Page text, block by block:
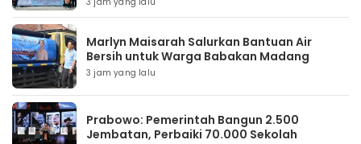
Marlyn Maisarah Salurkan Bantuan Air
Bersih untuk Warga Babakan Madang
3 jam yang lalu
Prabowo: Pemerintah Bangun 2.500
Jembatan, Perbaiki 70.000 Sekolah